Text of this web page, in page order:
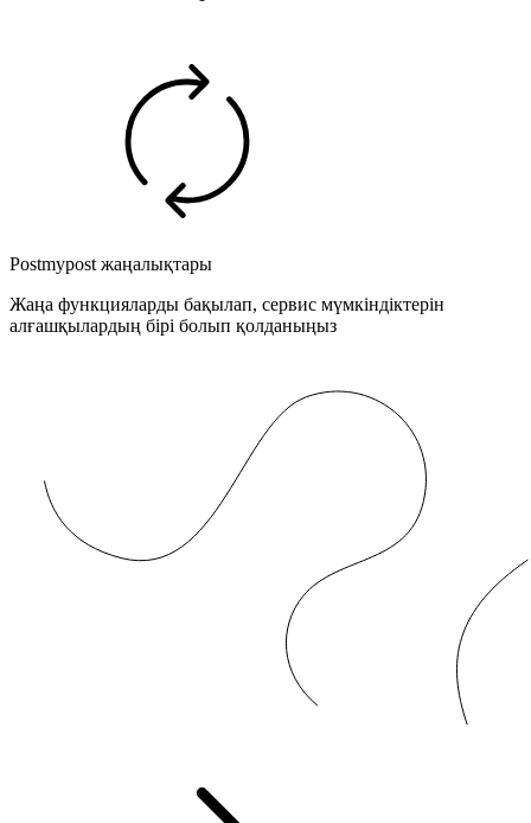
Postmypost жаңалықтары
Жаңа функцияларды бақылап, сервис мүмкіндіктерін
алғашқылардың бірі болып қолданыңыз